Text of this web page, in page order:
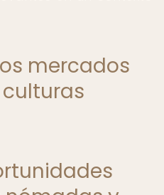
mercados